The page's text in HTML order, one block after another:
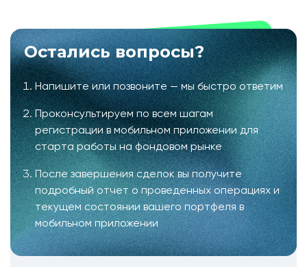
Остались вопросы?
Напишите или позвоните — мы быстро ответим
Проконсультируем по всем шагам
регистрации в мобильном приложении для
старта работы на фондовом рынке
После завершения сделок вы получите
подробный отчет о проведенных операциях и
текущем состоянии вашего портфеля в
мобильном приложении